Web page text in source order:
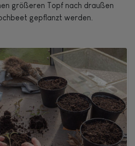
größeren Topf nach draußen
gepflanzt werden.